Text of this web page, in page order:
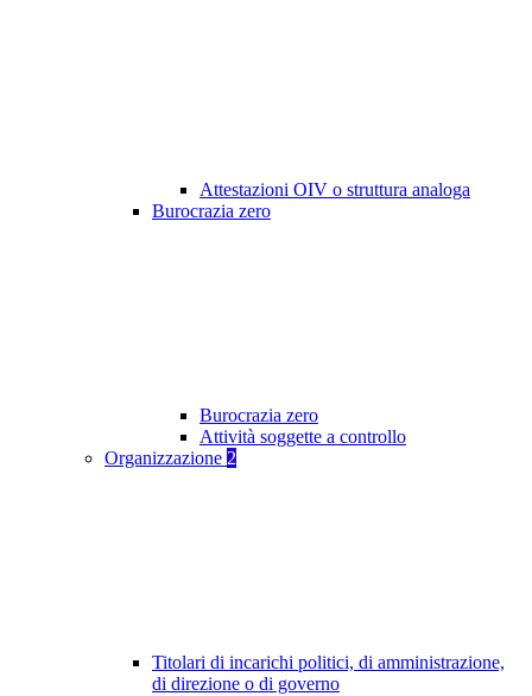
Attestazioni OIV o struttura analoga
Burocrazia zero
Burocrazia zero
Attività soggette a controllo
Organizzazione 2
Titolari di incarichi politici, di amministrazione,
di direzione o di governo